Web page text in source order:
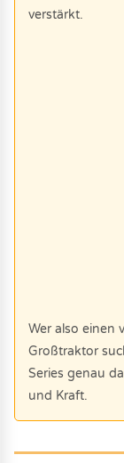
verstärkt.
Wer also einen
Großtraktor
Series genau
und Kraft.